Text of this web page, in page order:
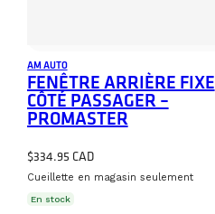
AM AUTO
FENÊTRE ARRIÈRE FIXE
CÔTÉ PASSAGER –
PROMASTER
$334.95
Cueillette en magasin seulement
En stock